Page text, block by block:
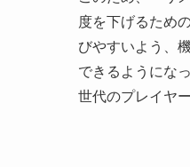
度を下げるため
びやすいよう、
できるようにな
世代のプレイヤ